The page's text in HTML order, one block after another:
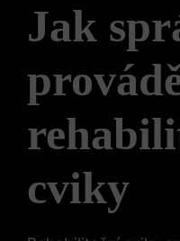
Jak
cviky